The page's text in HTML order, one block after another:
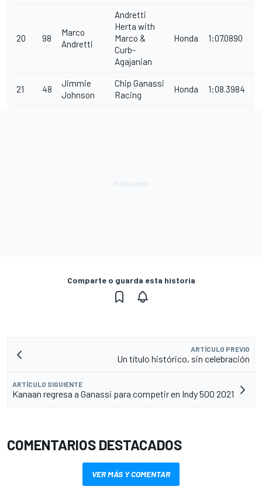
20 98
Marco
Andretti
Andretti
Herta with
Marco &
Curb-
Agajanian
Honda 1:07.0890
21 48
Jimmie
Johnson
Chip Ganassi
Racing
Honda 1:08.3984
Comparte o guarda esta historia
ARTÍCULO PREVIO
Un título histórico, sin celebración
ARTÍCULO SIGUIENTE
Kanaan regresa a Ganassi para competir en Indy 500 2021
COMENTARIOS DESTACADOS
VER MÁS Y COMENTAR